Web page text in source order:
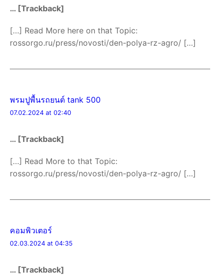
… [Trackback]
[…] Read More here on that Topic:
rossorgo.ru/press/novosti/den-polya-rz-agro/ […]
พรมปูพื้นรถยนต์ tank 500
07.02.2024 at 02:40
… [Trackback]
[…] Read More to that Topic:
rossorgo.ru/press/novosti/den-polya-rz-agro/ […]
คอมพิวเตอร์
02.03.2024 at 04:35
… [Trackback]